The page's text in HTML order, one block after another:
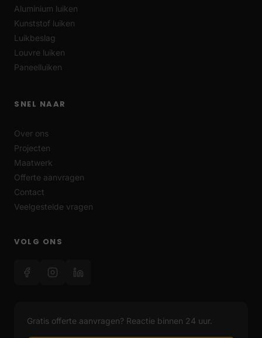
Aluminium luiken
Kunststof luiken
Luikbeslag
Louvre luiken
Paneelluiken
SNEL NAAR
Over ons
Projecten
Maatwerk
Offerte aanvragen
Contact
Veelgestelde vragen
VOLG ONS
Gratis offerte aanvragen? Reactie binnen 24 uur.